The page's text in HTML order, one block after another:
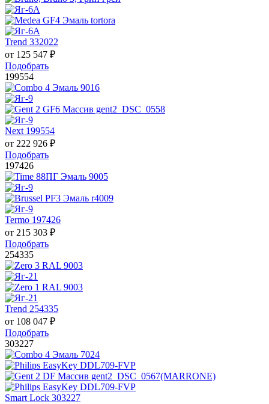
Trend 332022
от 125 547 ₽
Подобрать
199554
Next 199554
от 222 926 ₽
Подобрать
197426
Termo 197426
от 215 303 ₽
Подобрать
254335
Trend 254335
от 108 047 ₽
Подобрать
303227
Smart Lock 303227